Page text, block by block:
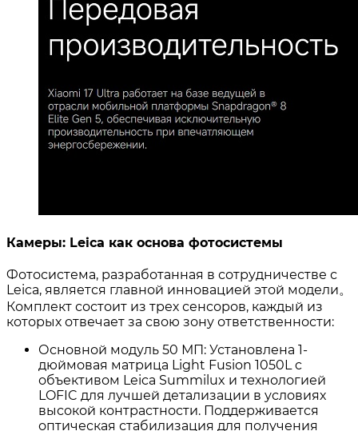
Камеры: Leica как основа фотосистемы
Фотосистема, разработанная в сотрудничестве с
Leica, является главной инновацией этой модели。
Комплект состоит из трех сенсоров, каждый из
которых отвечает за свою зону ответственности:
Основной модуль 50 МП: Установлена 1-
дюймовая матрица Light Fusion 1050L c
объективом Leica Summilux и технологией
LOFIC для лучшей детализации в условиях
высокой контрастности. Поддерживается
оптическая стабилизация для получения